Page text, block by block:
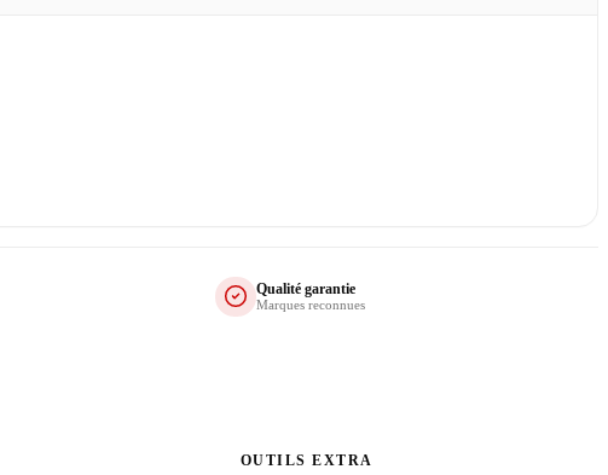
Qualité garantie
Marques reconnues
OUTILS EXTRA